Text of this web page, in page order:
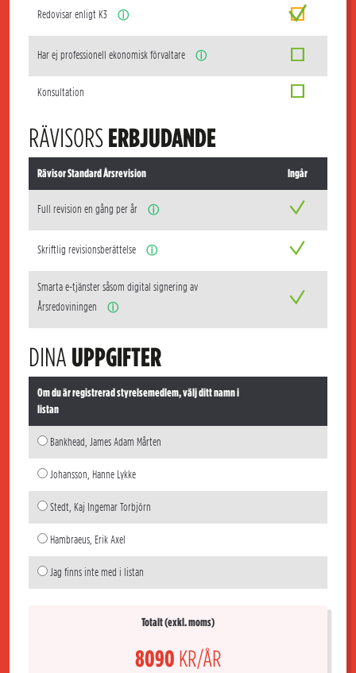
Redovisar enligt K3 ⓘ
Har ej professionell ekonomisk förvaltare ⓘ
Konsultation
RÄVISORSERBJUDANDE
Rävisor Standard Årsrevision Ingår
Full revision en gång per år ⓘ
Skriftlig revisionsberättelse ⓘ
Smarta e-tjänster såsom digital signering av
Årsredoviningen
ⓘ
DINA UPPGIFTER
Om du är registrerad styrelsemedlem, välj ditt namn i
listan
Bankhead, James Adam Mårten
Johansson, Hanne Lykke
Stedt, Kaj Ingemar Torbjörn
Hambraeus, Erik Axel
Jag finns inte med i listan
Totalt (exkl. moms)
8090 KR/ÅR